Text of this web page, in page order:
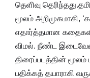
தெளிவு
மூலம் அறிமுகமாகி,
எதார்த்தமான
விமல். நீண்ட
திரைப்படத்தின்
பதிக்கத் தயாராகி